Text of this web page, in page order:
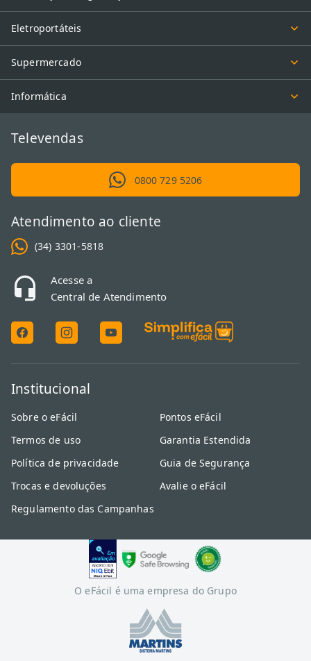
Eletroportáteis
Supermercado
Informática
Televendas
0800 729 5206
Atendimento ao cliente
(34) 3301-5818
Acesse a
Central de Atendimento
Institucional
Sobre o eFácil
Termos de uso
Política de privacidade
Trocas e devoluções
Regulamento das Campanhas
Pontos eFácil
Garantia Estendida
Guia de Segurança
Avalie o eFácil
O eFácil é uma empresa do Grupo